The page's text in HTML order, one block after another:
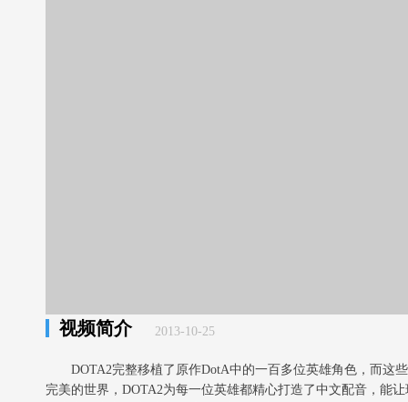
视频简介 2013-10-25
DOTA2完整移植了原作DotA中的一百多位英雄角色，而这
完美的世界，DOTA2为每一位英雄都精心打造了中文配音，能